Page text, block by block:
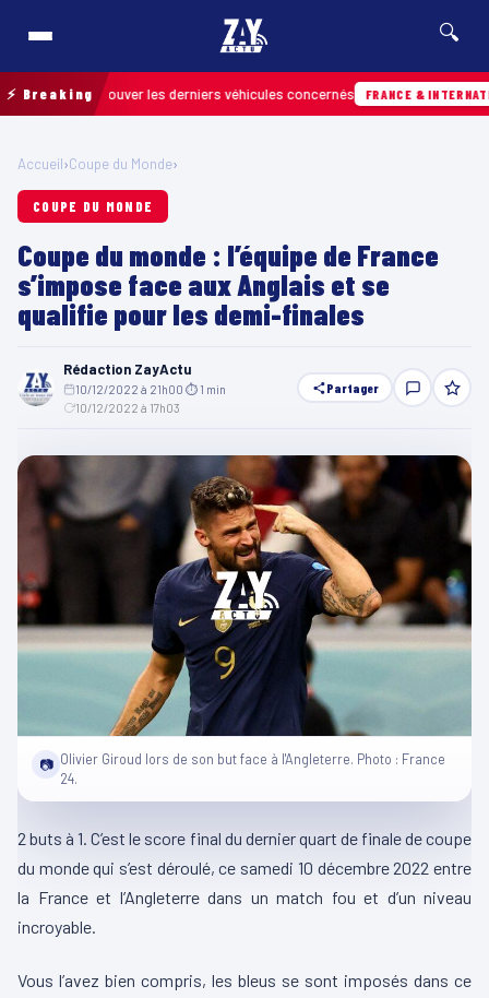
🔍
⚡ Breaking
retrouver les derniers véhicules concernés FRANCE & INTERNATIONALE
Accueil›Coupe du Monde›
COUPE DU MONDE
Coupe du monde : l’équipe de France
s’impose face aux Anglais et se
qualifie pour les demi-finales
Rédaction ZayActu
10/12/2022 à 21h00 ⏱ 1 min
10/12/2022 à 17h03
Partager
📷 Olivier Giroud lors de son but face à l'Angleterre. Photo : France
24.
2 buts à 1. C’est le score final du dernier quart de finale de coupe
du monde qui s’est déroulé, ce samedi 10 décembre 2022 entre
la France et l’Angleterre dans un match fou et d’un niveau
incroyable.
Vous l’avez bien compris, les bleus se sont imposés dans ce